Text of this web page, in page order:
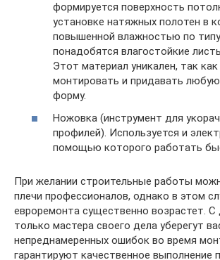
формируется поверхность
установке натяжных полотен в
повышенной влажностью по типу
понадобятся влагостойкие
Этот материал уникален, так как
монтировать и придавать
форму.
Ножовка (инструмент для
профилей). Используется и
помощью которого работать
При желании строительные работы
плечи профессионалов, однако в этом
евроремонта существенно возрастет. С
только мастера своего дела уберегут
непреднамеренных ошибок во время
гарантируют качественное выполнение